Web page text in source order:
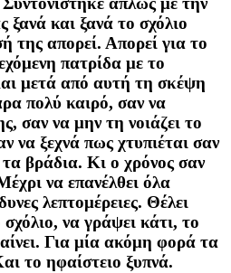
ξανά και ξανά το σχόλιο
της απορεί. Απορεί για το
πατρίδα με το
μετά από αυτή τη σκέψη
πολύ καιρό, σαν να
σαν να μην τη νοιάζει το
να ξεχνά πως χτυπιέται σαν
βράδια. Κι ο χρόνος σαν
να επανέλθει όλα
λεπτομέρειες. Θέλει
να γράψει κάτι, το
Για μία ακόμη φορά τα
το ηφαίστειο ξυπνά.